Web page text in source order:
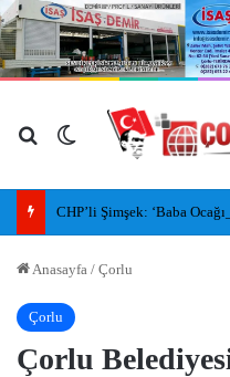
Arama yap ...
Dış görünümü
Anasayfa / Çorlu
Çorlu
Çorlu